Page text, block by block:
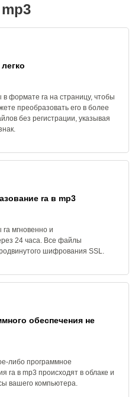
формате ra на страницу, чтобы
преобразовать его в более
без регистрации, указывая
ra в mp3
мгновенно и
24 часа. Все файлы
шифрования SSL.
обеспечения не
либо программное
ra в mp3 происходят в облаке и
вашего компьютера.